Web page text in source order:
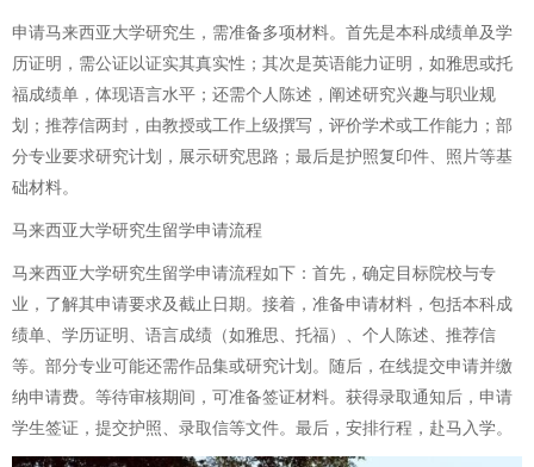
申请马来西亚大学研究生，需准备多项材料。首先是本科成绩单及学
历证明，需公证以证实其真实性；其次是英语能力证明，如雅思或托
福成绩单，体现语言水平；还需个人陈述，阐述研究兴趣与职业规
划；推荐信两封，由教授或工作上级撰写，评价学术或工作能力；部
分专业要求研究计划，展示研究思路；最后是护照复印件、照片等基
础材料。
马来西亚大学研究生留学申请流程
马来西亚大学研究生留学申请流程如下：首先，确定目标院校与专
业，了解其申请要求及截止日期。接着，准备申请材料，包括本科成
绩单、学历证明、语言成绩（如雅思、托福）、个人陈述、推荐信
等。部分专业可能还需作品集或研究计划。随后，在线提交申请并缴
纳申请费。等待审核期间，可准备签证材料。获得录取通知后，申请
学生签证，提交护照、录取信等文件。最后，安排行程，赴马入学。